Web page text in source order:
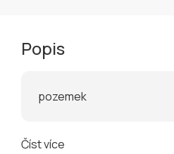
Popis
pozemek
Číst více